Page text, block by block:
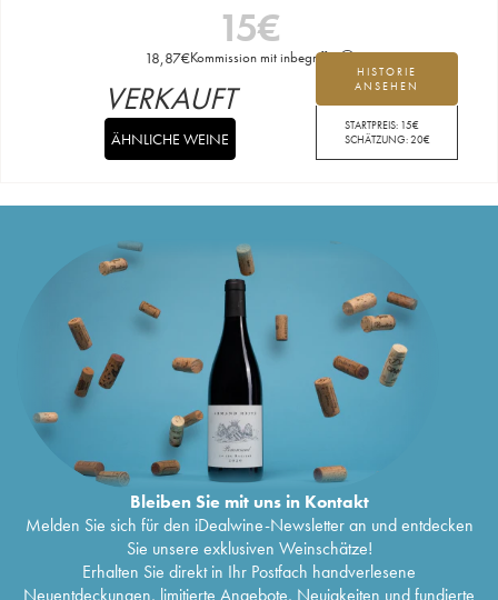
15€
18,87€Kommission mit inbegriffen
HISTORIE
ANSEHEN
STARTPREIS: 15€
SCHÄTZUNG:20€
VERKAUFT
ÄHNLICHE WEINE
Bleiben Sie mit uns in Kontakt
Melden Sie sich für den iDealwine-Newsletter an und entdecken
Sie unsere exklusiven Weinschätze!
Erhalten Sie direkt in Ihr Postfach handverlesene
Neuentdeckungen, limitierte Angebote, Neuigkeiten und fundierte